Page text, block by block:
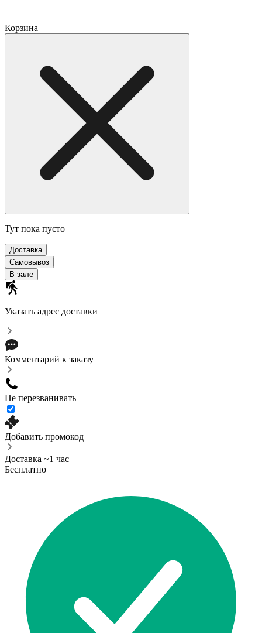
Корзина
Тут пока пусто
Доставка
Самовывоз
В зале
Указать адрес доставки
Комментарий к заказу
Не перезванивать
Добавить промокод
Доставка ~1 час
Бесплатно